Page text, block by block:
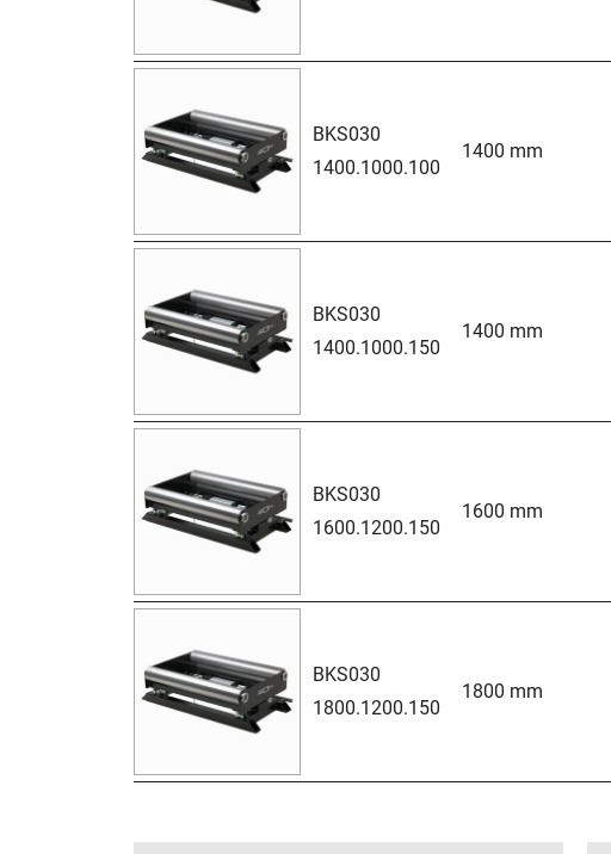
BKS030
1400.1000.100
1400 mm
BKS030
1400.1000.150
1400 mm
BKS030
1600.1200.150
1600 mm
BKS030
1800.1200.150
1800 mm